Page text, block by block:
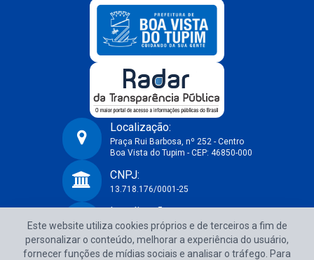
Prefeitura Municipal de Boa Vista do Tupim-BA
Localização:
Praça Rui Barbosa, nº 252 - Centro
Boa Vista do Tupim - CEP: 46850-000
CNPJ:
13.718.176/0001-25
Localização:
Praça Rui Barbosa, nº 252 - Centro
Boa Vista do Tupim - CEP: 46850-000
Este website utiliza cookies próprios e de terceiros a fim de
personalizar o conteúdo, melhorar a experiência do usuário,
fornecer funções de mídias sociais e analisar o tráfego. Para